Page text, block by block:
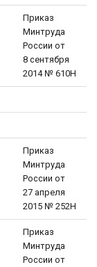
Приказ
Минтруда
России от
8 сентября
2014 № 610Н
Приказ
Минтруда
России от
27 апреля
2015 № 252Н
Приказ
Минтруда
России от